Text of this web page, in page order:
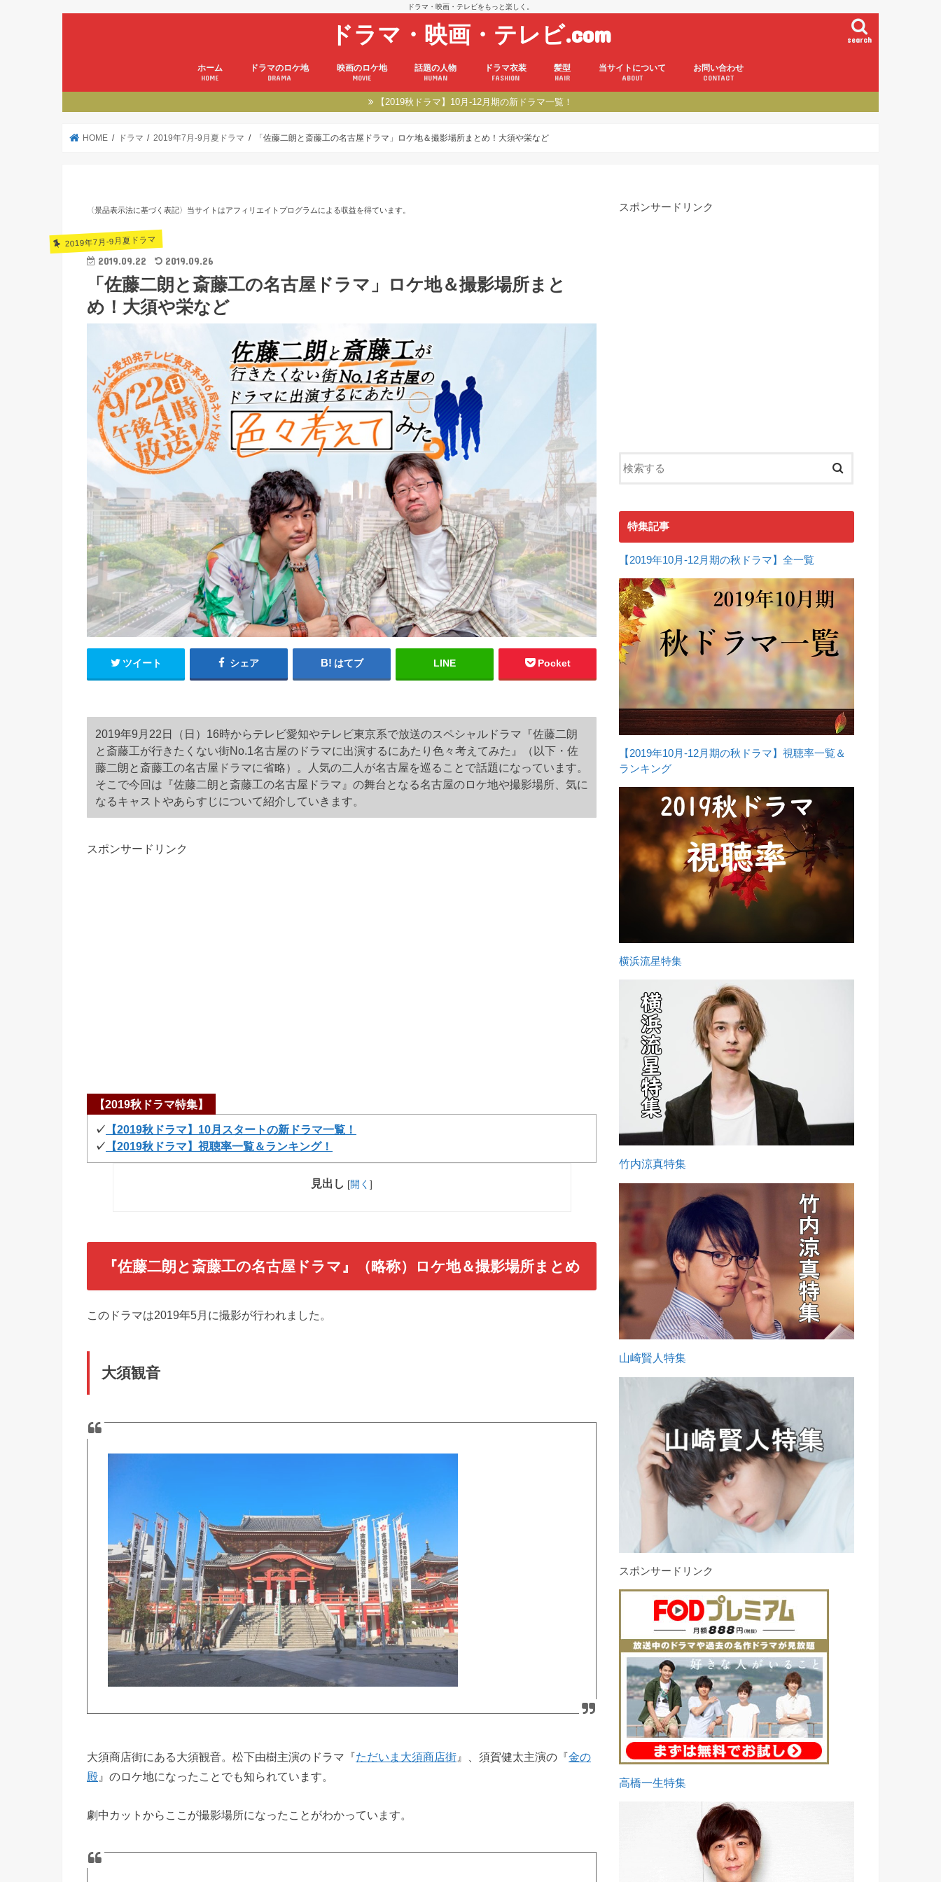
ドラマ・映画・テレビをもっと楽しく。
ドラマ・映画・テレビ.com search
ホーム
HOME
ドラマのロケ地
DRAMA
映画のロケ地
MOVIE
話題の人物
HUMAN
ドラマ衣装
FASHION
髪型
HAIR
当サイトについて
ABOUT
お問い合わせ
CONTACT
【2019秋ドラマ】10月-12月期の新ドラマ一覧！
HOME ドラマ 2019年7月-9月夏ドラマ 「佐藤二朗と斎藤工の名古屋ドラマ」ロケ地＆撮影場所まとめ！大須や栄など
〈景品表示法に基づく表記〉当サイトはアフィリエイトプログラムによる収益を得ています。
2019年7月-9月夏ドラマ
2019.09.22 2019.09.26
「佐藤二朗と斎藤工の名古屋ドラマ」ロケ地＆撮影場所まと
め！大須や栄など
ツイート シェア はてブ LINE Pocket
2019年9月22日（日）16時からテレビ愛知やテレビ東京系で放送のスペシャルドラマ『佐藤二朗
と斎藤工が行きたくない街No.1名古屋のドラマに出演するにあたり色々考えてみた』（以下・佐
藤二朗と斎藤工の名古屋ドラマに省略）。人気の二人が名古屋を巡ることで話題になっています。
そこで今回は『佐藤二朗と斎藤工の名古屋ドラマ』の舞台となる名古屋のロケ地や撮影場所、気に
なるキャストやあらすじについて紹介していきます。
スポンサードリンク
【2019秋ドラマ特集】
✓ 【2019秋ドラマ】10月スタートの新ドラマ一覧！
✓ 【2019秋ドラマ】視聴率一覧＆ランキング！
見出し [開く ]
『佐藤二朗と斎藤工の名古屋ドラマ』（略称）ロケ地＆撮影場所まとめ
このドラマは2019年5月に撮影が行われました。
大須観音
大須商店街にある大須観音。松下由樹主演のドラマ『ただいま大須商店街 』、須賀健太主演の『金の
殿 』のロケ地になったことでも知られています。
劇中カットからここが撮影場所になったことがわかっています。
スポンサードリンク
特集記事
【2019年10月-12月期の秋ドラマ】全一覧
【2019年10月-12月期の秋ドラマ】視聴率一覧＆
ランキング
横浜流星特集
竹内涼真特集
山崎賢人特集
スポンサードリンク
高橋一生特集